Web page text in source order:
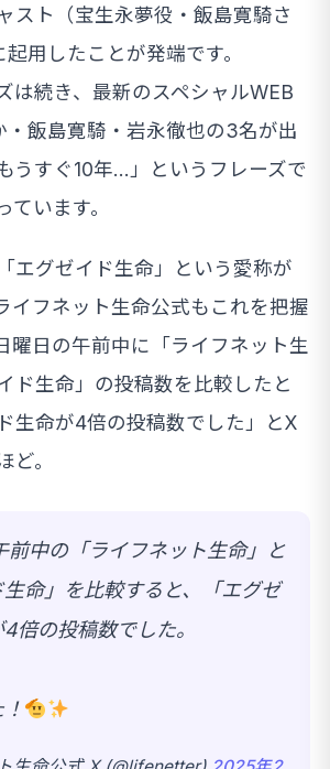
スト（宝生永夢役・飯島寛騎さ
用したことが発端です。
は続き、最新のスペシャルWEB
・飯島寛騎・岩永徹也の3名が出
うすぐ10年…」というフレーズで
います。
エグゼイド生命」という愛称が
イフネット生命公式もこれを把握
曜日の午前中に「ライフネット生
ド生命」の投稿数を比較したと
生命が4倍の投稿数でした」とX
ど。
前中の「ライフネット生命」と
生命」を比較すると、「エグゼ
倍の投稿数でした。